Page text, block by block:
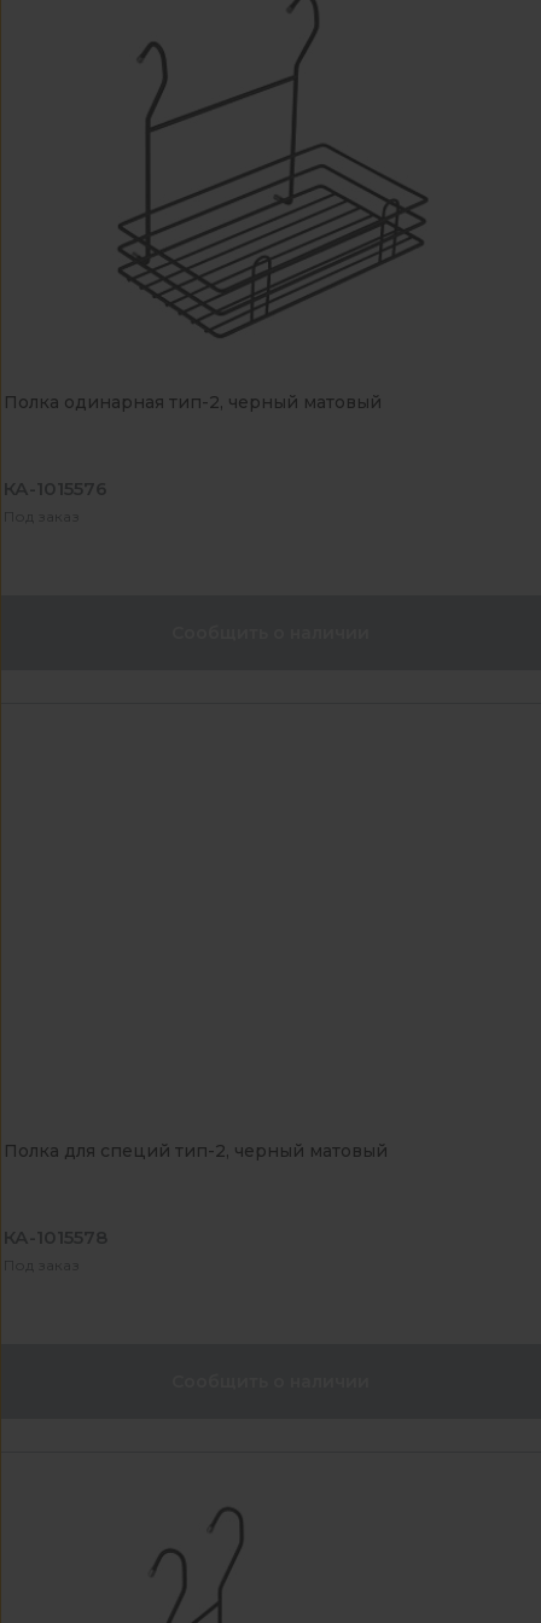
Полка одинарная тип-2, черный матовый
КА-1015576
Под заказ
Полка для специй тип-2, черный матовый
КА-1015578
Под заказ